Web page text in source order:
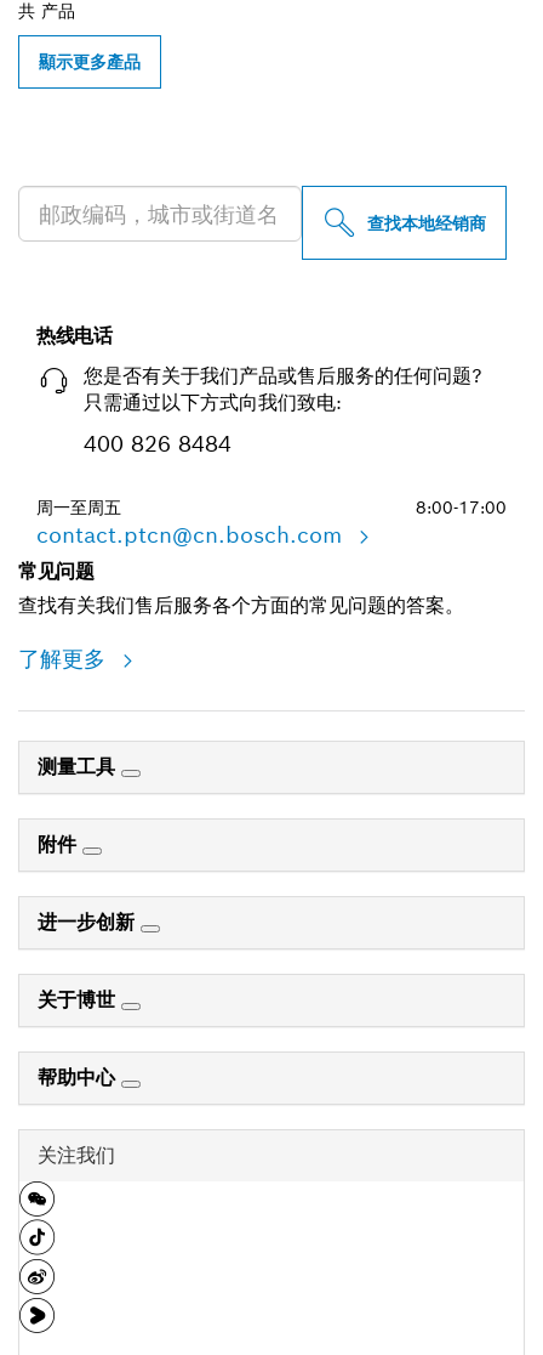
共 产品
顯示更多產品
查找本地经销商
热线电话
您是否有关于我们产品或售后服务的任何问题?
只需通过以下方式向我们致电:
400 826 8484
周一至周五 8:00-17:00
contact.ptcn@cn.bosch.com
常见问题
查找有关我们售后服务各个方面的常见问题的答案。
了解更多
测量工具
附件
进一步创新
关于博世
帮助中心
关注我们